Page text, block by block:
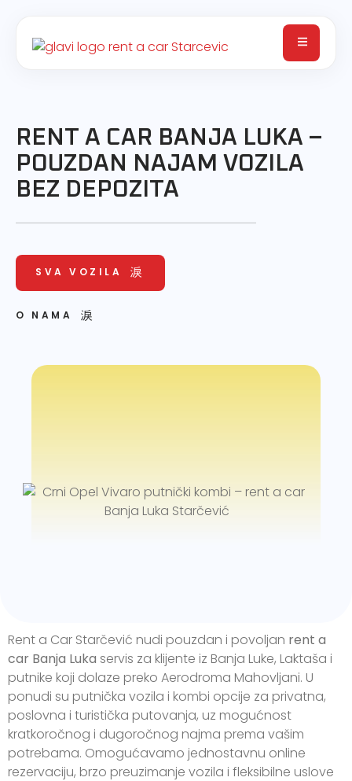
RENT A CAR BANJA LUKA –
POUZDAN NAJAM VOZILA
BEZ DEPOZITA
SVA VOZILA
O NAMA
Rent a Car Starčević nudi pouzdan i povoljan rent a
car Banja Luka servis za klijente iz Banja Luke, Laktaša i
putnike koji dolaze preko Aerodroma Mahovljani. U
ponudi su putnička vozila i kombi opcije za privatna,
poslovna i turistička putovanja, uz mogućnost
kratkoročnog i dugoročnog najma prema vašim
potrebama. Omogućavamo jednostavnu online
rezervaciju, brzo preuzimanje vozila i fleksibilne uslove